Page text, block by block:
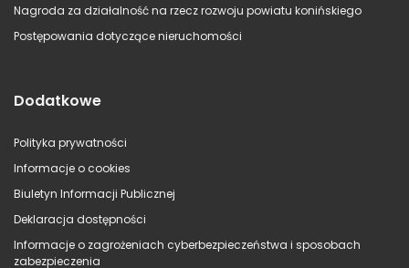
Nagroda za działalność na rzecz rozwoju powiatu konińskiego
Postępowania dotyczące nieruchomości
Dodatkowe
Polityka prywatności
Informacje o cookies
Biuletyn Informacji Publicznej
Deklaracja dostępności
Informacje o zagrożeniach cyberbezpieczeństwa i sposobach
zabezpieczenia